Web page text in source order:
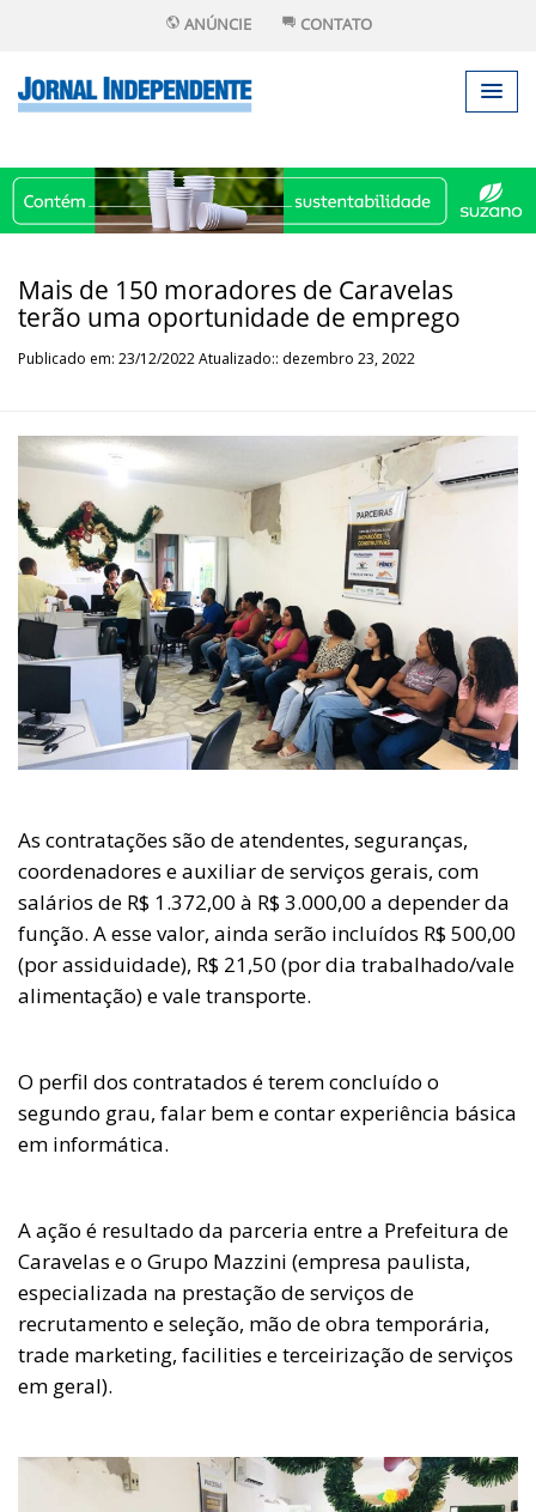
ANÚNCIE CONTATO
Mais de 150 moradores de Caravelas
terão uma oportunidade de emprego
Publicado em: 23/12/2022 Atualizado:: dezembro 23, 2022
As contratações são de atendentes, seguranças,
coordenadores e auxiliar de serviços gerais, com
salários de R$ 1.372,00 à R$ 3.000,00 a depender da
função. A esse valor, ainda serão incluídos R$ 500,00
(por assiduidade), R$ 21,50 (por dia trabalhado/vale
alimentação) e vale transporte.
O perfil dos contratados é terem concluído o
segundo grau, falar bem e contar experiência básica
em informática.
A ação é resultado da parceria entre a Prefeitura de
Caravelas e o Grupo Mazzini (empresa paulista,
especializada na prestação de serviços de
recrutamento e seleção, mão de obra temporária,
trade marketing, facilities e terceirização de serviços
em geral).